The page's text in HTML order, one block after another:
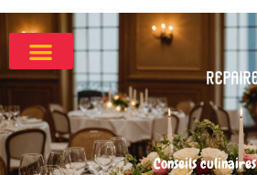
Conseils culinaires